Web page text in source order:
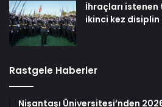
İhraçları istenen
ikinci kez
Rastgele Haberler
Nişantaşı Üniversitesi’nden